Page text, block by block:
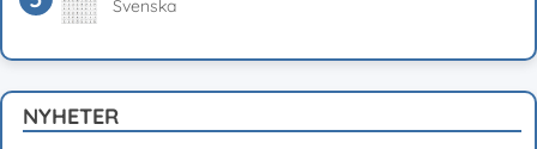
Svenska
NYHETER